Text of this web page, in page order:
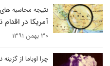
نتیجه محاسبه
آمریکا در
۳۰ بهمن ۱۳۹۱
چرا اوباما از